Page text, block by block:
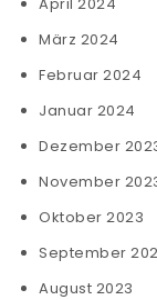
März 2024
Februar 2024
Januar 2024
Dezember
November
Oktober 2023
September
August 2023